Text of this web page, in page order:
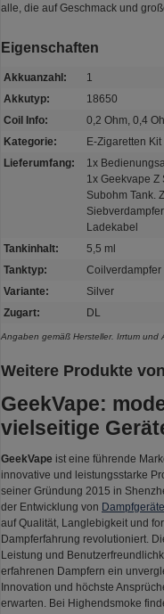
alle, die auf Geschmack und
Eigenschaften
Akkuanzahl:
1
Akkutyp:
18650
Coil Info:
0,2 Ohm, 0,4
Kategorie:
E-Zigaretten Kit
Lieferumfang:
1x
1x Geekvape Z
Subohm Tank.
Ladekabel
Tankinhalt:
5,5 ml
Tanktyp:
Coilverdampfer
Variante:
Silver
Zugart:
DL
Angaben gemäß Hersteller. Irrtum und
Weitere Produkte
GeekVape:
vielseitige
GeekVape ist eine führende
innovative und leistungsstarke
seiner Gründung 2015 in
der Entwicklung von
auf Qualität, Langlebigkeit und
Dampferfahrung revolutioniert.
Leistung und
erfahrenen Dampfern ein
Innovation und höchste
erwarten. Bei Highendsmoke